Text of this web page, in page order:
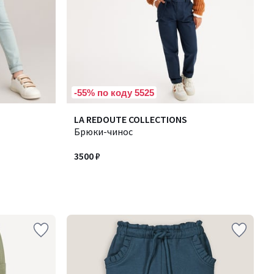
-55% по коду 5525
LA REDOUTE COLLECTIONS
Брюки-чинос
3500 ₽